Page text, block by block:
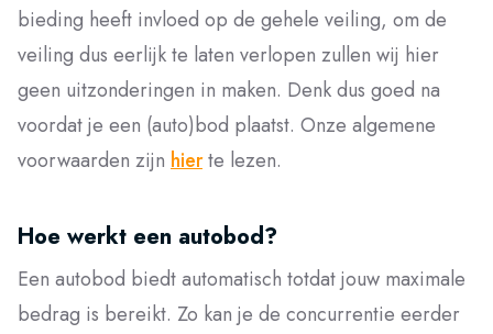
bieding heeft invloed op de gehele veiling, om de
veiling dus eerlijk te laten verlopen zullen wij hier
geen uitzonderingen in maken. Denk dus goed na
voordat je een (auto)bod plaatst. Onze algemene
voorwaarden zijn hierte lezen.
Hoe werkt een autobod?
Een autobod biedt automatisch totdat jouw maximale
bedrag is bereikt. Zo kan je de concurrentie eerder